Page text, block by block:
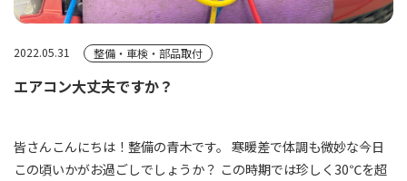
2022.05.31 整備・車検・部品取付
エアコン大丈夫ですか？
皆さんこんにちは！整備の青木です。 寒暖差で体調も微妙な今日
この頃いかがお過ごしでしょうか？ この時期では珍しく30℃を超